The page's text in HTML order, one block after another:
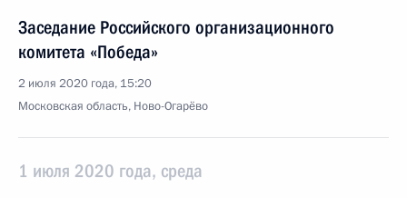
Заседание Российского организационного
комитета «Победа»
2 июля 2020 года, 15:20
Московская область, Ново-Огарёво
1 июля 2020 года, среда